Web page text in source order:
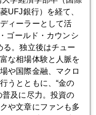
5月 6月
11月 12月
UFJ銀行）を経て、
ィーラーとして活
ゴールド・カウンシ
る。独立後はチュー
な相場体験と人脈を
や国際金融、マクロ
うとともに、“金の
普及に尽力。投資の
や文章にファンも多